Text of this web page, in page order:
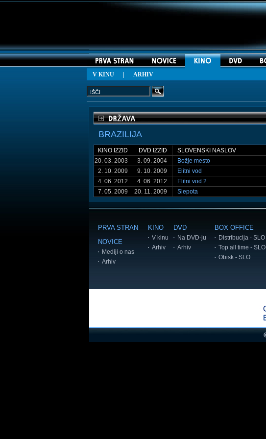
V KINU ARHIV
BRAZILIJA
KINO IZZID DVD IZZID SLOVENSKI NASLOV
20. 03. 2003
3. 09. 2004 Božje mesto
2. 10. 2009 9. 10. 2009 Elitni vod
4. 06. 2012 4. 06. 2012 Elitni vod 2
7. 05. 2009 20. 11. 2009 Slepota
PRVA STRAN
NOVICE
Mediji o nas
Arhiv
KINO
V kinu
Arhiv
DVD
Na DVD-ju
Arhiv
BOX OFFICE
Distribucija - SLO
Top all time - SLO
Obisk - SLO